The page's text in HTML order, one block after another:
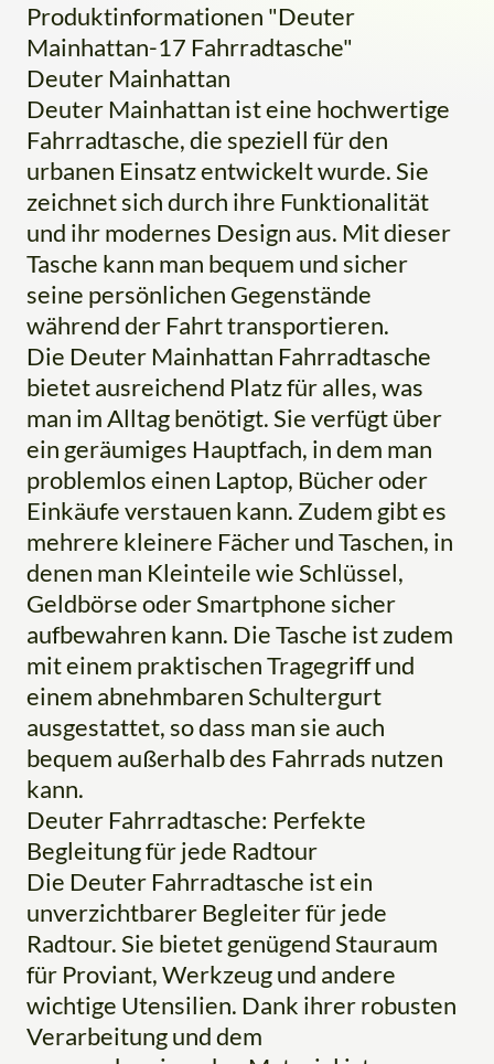
Produktinformationen "Deuter
Mainhattan-17 Fahrradtasche"
Deuter Mainhattan
Deuter Mainhattan ist eine hochwertige
Fahrradtasche, die speziell für den
urbanen Einsatz entwickelt wurde. Sie
zeichnet sich durch ihre Funktionalität
und ihr modernes Design aus. Mit dieser
Tasche kann man bequem und sicher
seine persönlichen Gegenstände
während der Fahrt transportieren.
Die Deuter Mainhattan Fahrradtasche
bietet ausreichend Platz für alles, was
man im Alltag benötigt. Sie verfügt über
ein geräumiges Hauptfach, in dem man
problemlos einen Laptop, Bücher oder
Einkäufe verstauen kann. Zudem gibt es
mehrere kleinere Fächer und Taschen, in
denen man Kleinteile wie Schlüssel,
Geldbörse oder Smartphone sicher
aufbewahren kann. Die Tasche ist zudem
mit einem praktischen Tragegriff und
einem abnehmbaren Schultergurt
ausgestattet, so dass man sie auch
bequem außerhalb des Fahrrads nutzen
kann.
Deuter Fahrradtasche: Perfekte
Begleitung für jede Radtour
Die Deuter Fahrradtasche ist ein
unverzichtbarer Begleiter für jede
Radtour. Sie bietet genügend Stauraum
für Proviant, Werkzeug und andere
wichtige Utensilien. Dank ihrer robusten
Verarbeitung und dem